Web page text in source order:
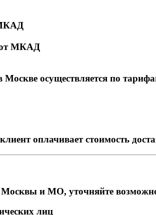
от МКАД
осуществляется по
оплачивает стоимость
и МО, уточняйте
лиц